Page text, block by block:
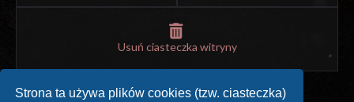
Strona ta używa plików cookies (tzw. ciasteczka)
Usuń ciasteczka witryny